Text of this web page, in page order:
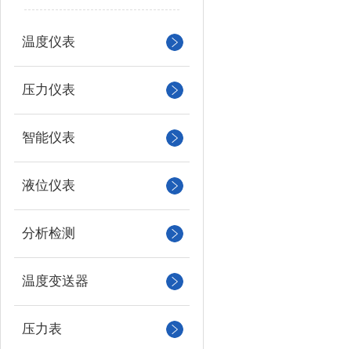
温度仪表
压力仪表
智能仪表
液位仪表
分析检测
温度变送器
压力表